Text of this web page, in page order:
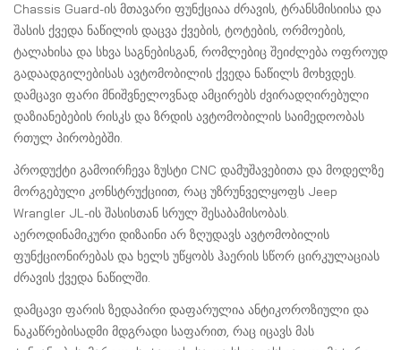
Chassis Guard-ის მთავარი ფუნქციაა ძრავის, ტრანსმისიისა და
შასის ქვედა ნაწილის დაცვა ქვების, ტოტების, ორმოების,
ტალახისა და სხვა საგნებისგან, რომლებიც შეიძლება ოფროუდ
გადაადგილებისას ავტომობილის ქვედა ნაწილს მოხვდეს.
დამცავი ფარი მნიშვნელოვნად ამცირებს ძვირადღირებული
დაზიანებების რისკს და ზრდის ავტომობილის საიმედოობას
რთულ პირობებში.
პროდუქტი გამოირჩევა ზუსტი CNC დამუშავებითა და მოდელზე
მორგებული კონსტრუქციით, რაც უზრუნველყოფს Jeep
Wrangler JL-ის შასისთან სრულ შესაბამისობას.
აეროდინამიკური დიზაინი არ ზღუდავს ავტომობილის
ფუნქციონირებას და ხელს უწყობს ჰაერის სწორ ცირკულაციას
ძრავის ქვედა ნაწილში.
დამცავი ფარის ზედაპირი დაფარულია ანტიკოროზიული და
ნაკაწრებისადმი მდგრადი საფარით, რაც იცავს მას